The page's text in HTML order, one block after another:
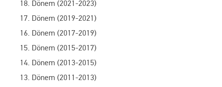
18. Dönem (2021-2023)
17. Dönem (2019-2021)
16. Dönem (2017-2019)
15. Dönem (2015-2017)
14. Dönem (2013-2015)
13. Dönem (2011-2013)